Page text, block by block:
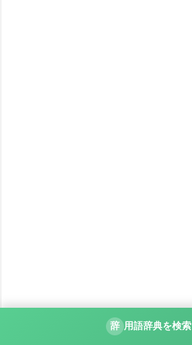
辞 用語辞典を検索